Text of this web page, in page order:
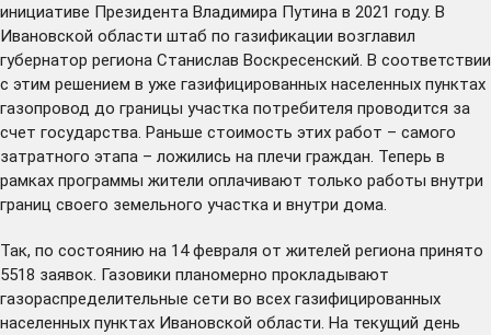
инициативе Президента Владимира Путина в 2021 году. В
Ивановской области штаб по газификации возглавил
губернатор региона Станислав Воскресенский. В соответствии
с этим решением в уже газифицированных населенных пунктах
газопровод до границы участка потребителя проводится за
счет государства. Раньше стоимость этих работ – самого
затратного этапа – ложились на плечи граждан. Теперь в
рамках программы жители оплачивают только работы внутри
границ своего земельного участка и внутри дома.
Так, по состоянию на 14 февраля от жителей региона принято
5518 заявок. Газовики планомерно прокладывают
газораспределительные сети во всех газифицированных
населенных пунктах Ивановской области. На текущий день